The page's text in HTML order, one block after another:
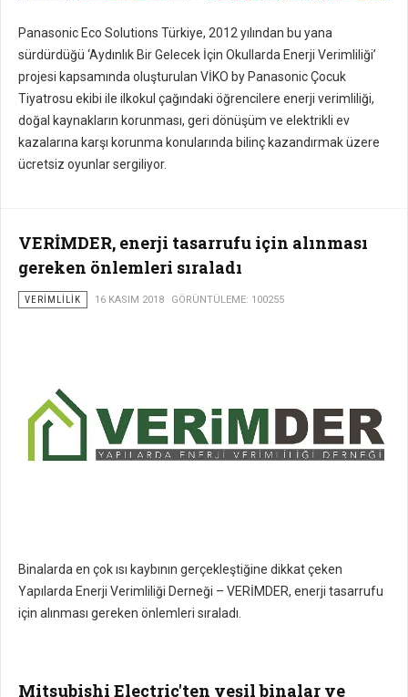
Panasonic Eco Solutions Türkiye, 2012 yılından bu yana
sürdürdüğü ‘Aydınlık Bir Gelecek İçin Okullarda Enerji Verimliliği’
projesi kapsamında oluşturulan VİKO by Panasonic Çocuk
Tiyatrosu ekibi ile ilkokul çağındaki öğrencilere enerji verimliliği,
doğal kaynakların korunması, geri dönüşüm ve elektrikli ev
kazalarına karşı korunma konularında bilinç kazandırmak üzere
ücretsiz oyunlar sergiliyor.
VERİMDER, enerji tasarrufu için alınması
gereken önlemleri sıraladı
VERIMLILIK 16 KASIM 2018 GÖRÜNTÜLEME: 100255
Binalarda en çok ısı kaybının gerçekleştiğine dikkat çeken
Yapılarda Enerji Verimliliği Derneği – VERİMDER, enerji tasarrufu
için alınması gereken önlemleri sıraladı.
Mitsubishi Electric'ten yeşil binalar ve